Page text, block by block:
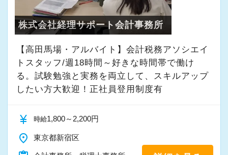
（９）オフィスカジュアルを導入
オフィスカジュアルを導入しています！
＼こんな方、大歓迎／
【積極的に学びたい方】
新しい分野で日々学ぶことがたくさんある
できます。
自ら学びとる積極的な姿勢を持つ方、大歓
迎です！
ンが根強いている職場です。
毎月 ランチミーティングを実施
１人2,000円まで補助されますの
で、ちょっとお高めのランチが食べられます！
１２月 忘年会
株式会社経理サポート会計事務所
【高田馬場・アルバイト】会計税務アソシエイ
トスタッフ/週18時間～好きな時間帯で働け
る。試験勉強と実務を両立して、スキルアップ
したい方大歓迎！正社員登用制度有
currency_yen 時給1,800～2,200円
place 東京都新宿区